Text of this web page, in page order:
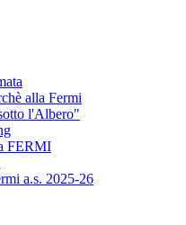
alla Fermi
l'Albero"
FERMI
a.s. 2025-26